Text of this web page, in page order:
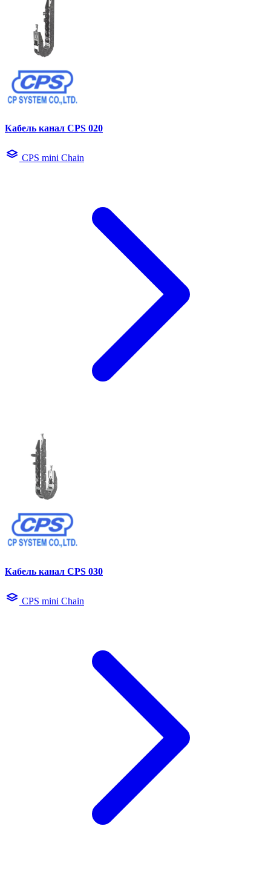
Кабель канал CPS 020
CPS mini Chain
Кабель канал CPS 030
CPS mini Chain